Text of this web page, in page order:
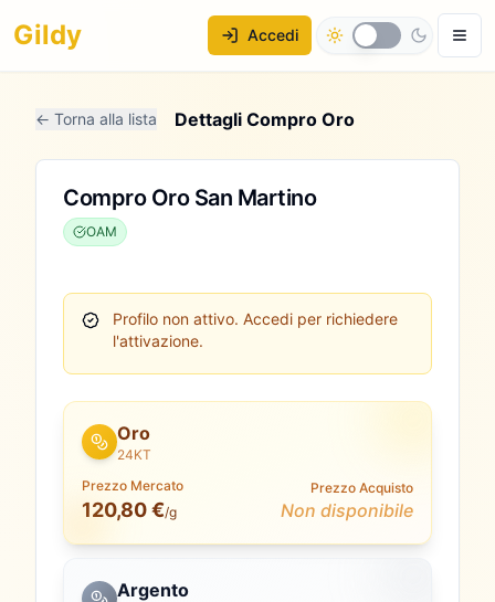
Gildy Accedi
← Torna alla lista Dettagli Compro Oro
Compro Oro San Martino
OAM
Profilo non attivo. Accedi per richiedere
l'attivazione.
Oro
24KT
Prezzo Mercato
120,80 €/g
Prezzo Acquisto
Non disponibile
Argento